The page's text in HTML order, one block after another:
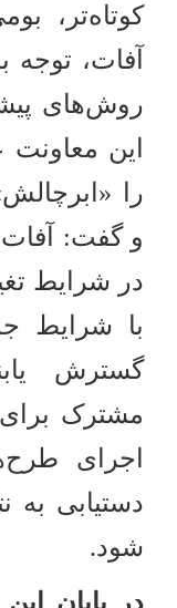
کوتاه‌تر،
آفات، توجه
روش‌های
این معاونت
را
و گفت:
در شرایط
با شرایط
گسترش
مشترک برای
اجرای
دستیابی به
شود.